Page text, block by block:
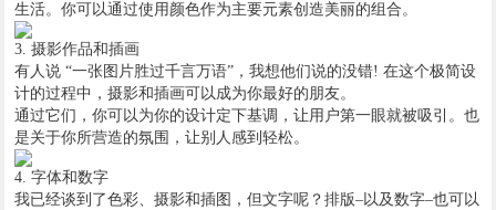
生活。你可以通过使用颜色作为主要元素创造美丽的组合。
3. 摄影作品和插画
有人说 “一张图片胜过千言万语”，我想他们说的没错! 在这个极简设
计的过程中，摄影和插画可以成为你最好的朋友。
通过它们，你可以为你的设计定下基调，让用户第一眼就被吸引。也
是关于你所营造的氛围，让别人感到轻松。
4. 字体和数字
我已经谈到了色彩、摄影和插图，但文字呢？排版–以及数字–也可以